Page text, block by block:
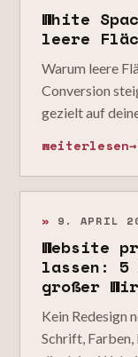
White
leere
Warum leere
Conversion
gezielt auf
weiterlesen→
» 9. APRIL
Website
lassen: 5
großer
Kein Redesign
Schrift,